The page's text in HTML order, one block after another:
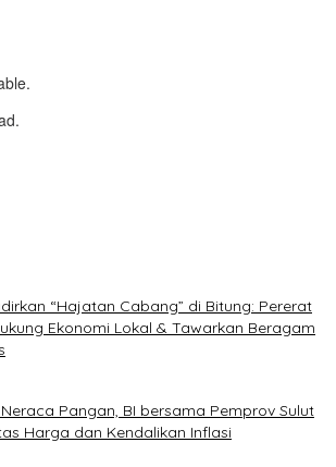
“Hajatan Cabang” di Bitung: Pererat
Ekonomi Lokal & Tawarkan Beragam
Pangan, BI bersama Pemprov Sulut
Harga dan Kendalikan Inflasi